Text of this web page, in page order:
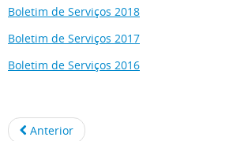
Boletim de Serviços 2018
Boletim de Serviços 2017
Boletim de Serviços 2016
Anterior